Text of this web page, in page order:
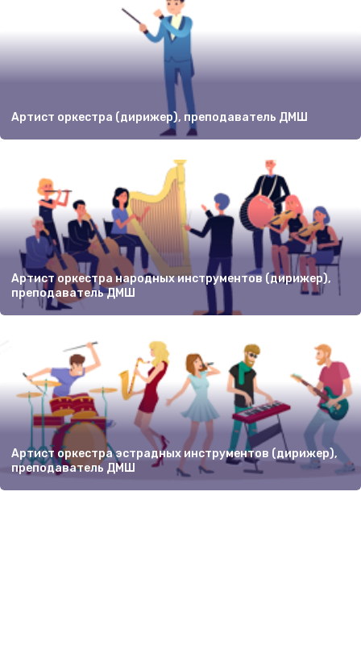
Артист оркестра (дирижер), преподаватель ДМШ
Артист оркестра народных инструментов (дирижер),
преподаватель ДМШ
Артист оркестра эстрадных инструментов (дирижер),
преподаватель ДМШ